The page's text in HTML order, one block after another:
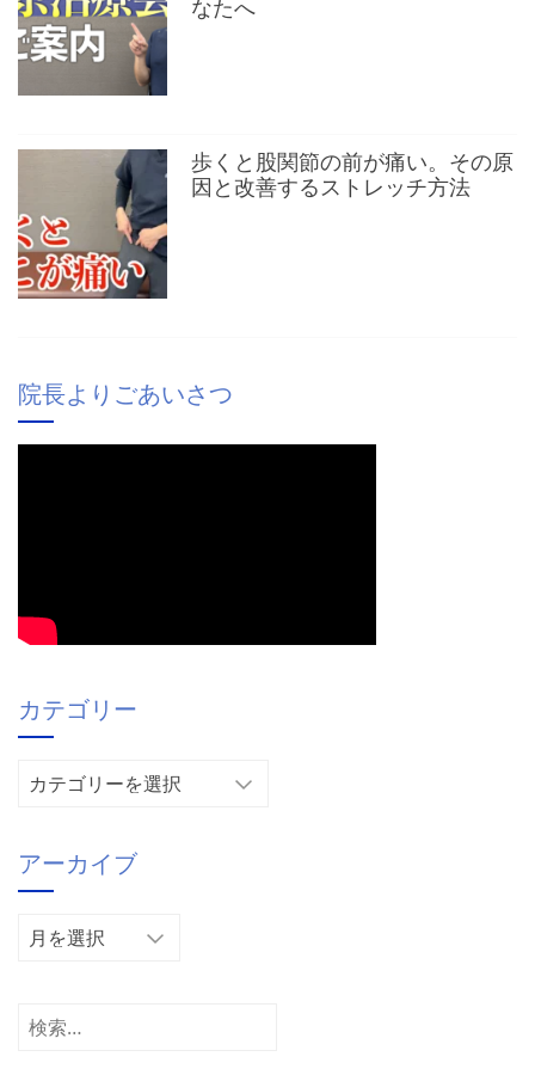
なたへ
歩くと股関節の前が痛い。その原
因と改善するストレッチ方法
院長よりごあいさつ
カテゴリー
リ
ー
アーカイブ
ア
イ
検